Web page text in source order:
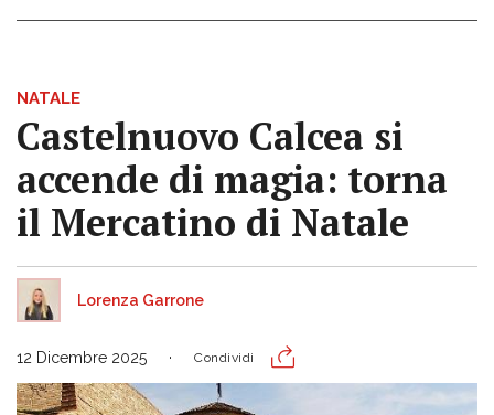
NATALE
Castelnuovo Calcea si
accende di magia: torna
il Mercatino di Natale
Lorenza Garrone
12 Dicembre 2025 Condividi